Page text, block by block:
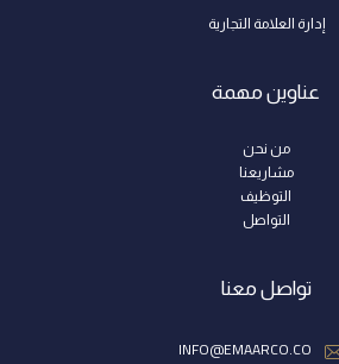
إدارة العلامة التجارية
عناوين مهمة
من نحن
مشاريعنا
التوظيف
التواصل
تواصل معنا
INFO@EMAARCO.CO